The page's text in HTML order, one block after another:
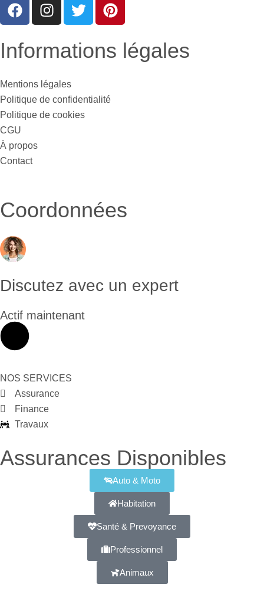
Informations légales
Mentions légales
Politique de confidentialité
Politique de cookies
CGU
À propos
Contact
Coordonnées
Discutez avec un expert
Actif maintenant
NOS SERVICES
Assurance
Finance
Travaux
Assurances Disponibles
Auto & Moto
Habitation
Santé & Prevoyance
Professionnel
Animaux